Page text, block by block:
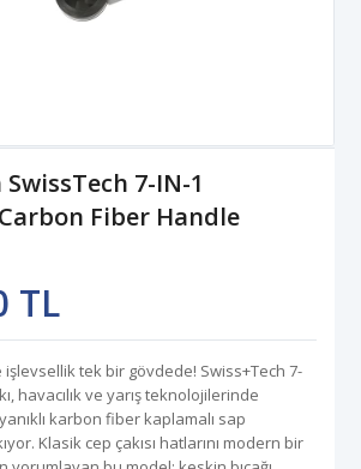
7-IN-1
Fiber Handle
TL
tek bir gövdede! Swiss+Tech 7-
havacılık ve yarış teknolojilerinde
karbon fiber kaplamalı sap
Klasik cep çakısı hatlarını modern bir